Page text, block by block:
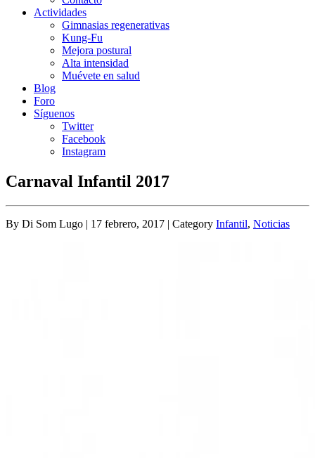
Actividades
Gimnasias regenerativas
Kung-Fu
Mejora postural
Alta intensidad
Muévete en salud
Blog
Foro
Síguenos
Twitter
Facebook
Instagram
Carnaval Infantil 2017
By Di Som Lugo | 17 febrero, 2017 | Category Infantil, Noticias